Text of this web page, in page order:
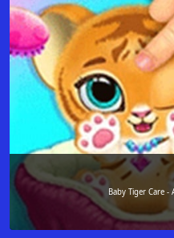
Baby Tiger Care -